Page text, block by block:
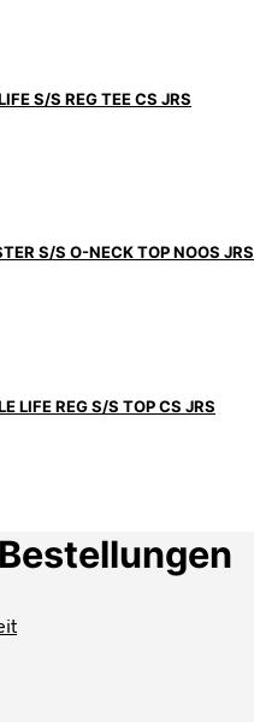
S/S REG TEE CS JRS
S/S O-NECK TOP NOOS JRS
LIFE REG S/S TOP CS JRS